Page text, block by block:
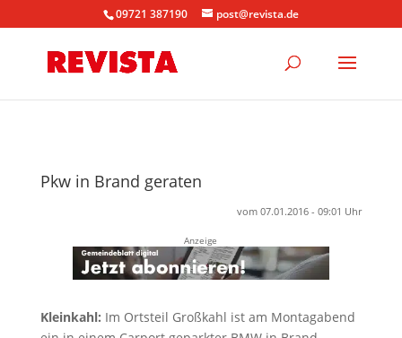
09721 387190 post@revista.de
Pkw in Brand geraten
vom 07.01.2016 - 09:01 Uhr
Anzeige
Kleinkahl: Im Ortsteil Großkahl ist am Montagabend